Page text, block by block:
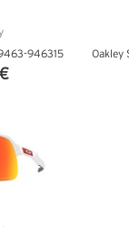
946315 Oakley